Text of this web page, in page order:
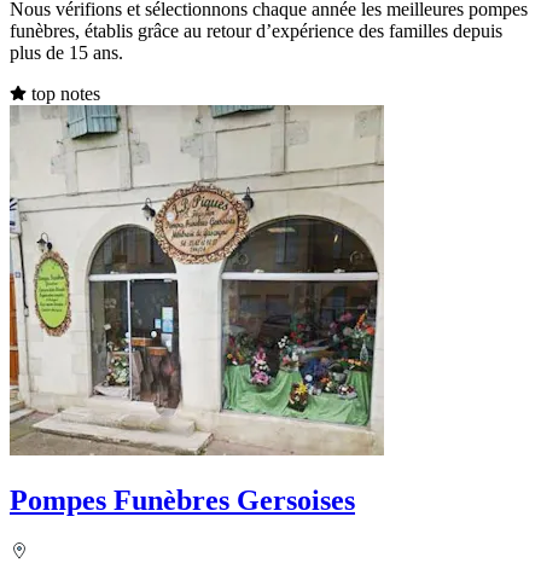
Nous vérifions et sélectionnons chaque année les meilleures pompes
funèbres, établis grâce au retour d’expérience des familles depuis
plus de 15 ans.
top notes
Pompes Funèbres Gersoises